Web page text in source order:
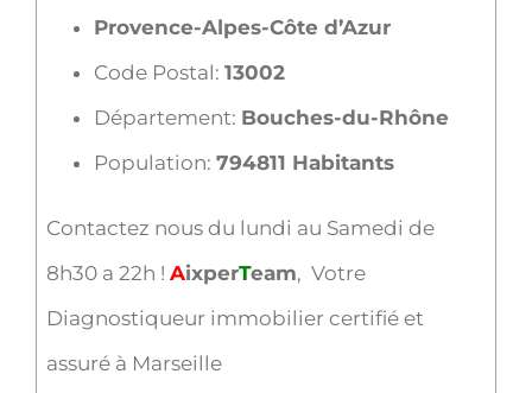
Provence-Alpes-Côte d’Azur
Code Postal: 13002
Département: Bouches-du-Rhône
Population: 794811 Habitants
Contactez nous du lundi au Samedi de
8h30 a 22h ! AixperTeam, Votre
Diagnostiqueur immobilier certifié et
assuré à Marseille